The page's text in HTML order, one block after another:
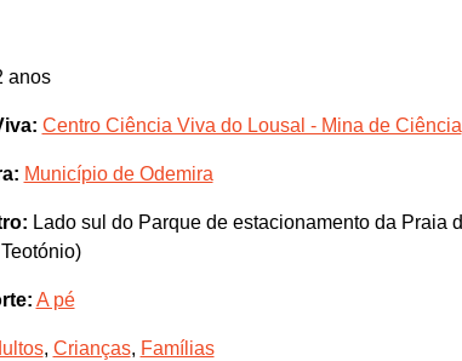
anos
Centro Ciência Viva do Lousal - Mina de Ciência
Município de Odemira
Lado sul do Parque de estacionamento da Praia
A pé
, Crianças, Famílias